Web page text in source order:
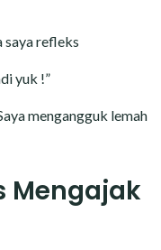
saya refleks
yuk !”
mengangguk lemah
Mengajak